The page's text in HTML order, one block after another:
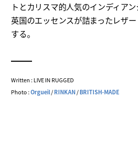
トとカリスマ的人気のインディア
英国のエッセンスが詰まったレザ
する。
Written : LIVE IN RUGGED
Photo :Orgueil/RINKAN/BRITISH-MADE